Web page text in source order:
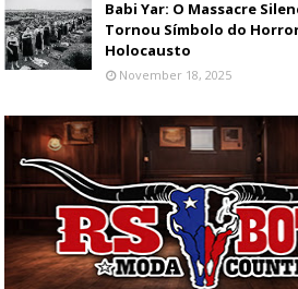
Babi Yar: O Massacre
Tornou Símbolo do
Holocausto
November 18, 2025